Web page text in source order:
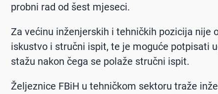
probni rad od šest mjeseci.
Za većinu inženjerskih i tehničkih pozicija nije
iskustvo i stručni ispit, te je moguće potpisati
stažu nakon čega se polaže stručni ispit.
Željeznice FBiH u tehničkom sektoru traže